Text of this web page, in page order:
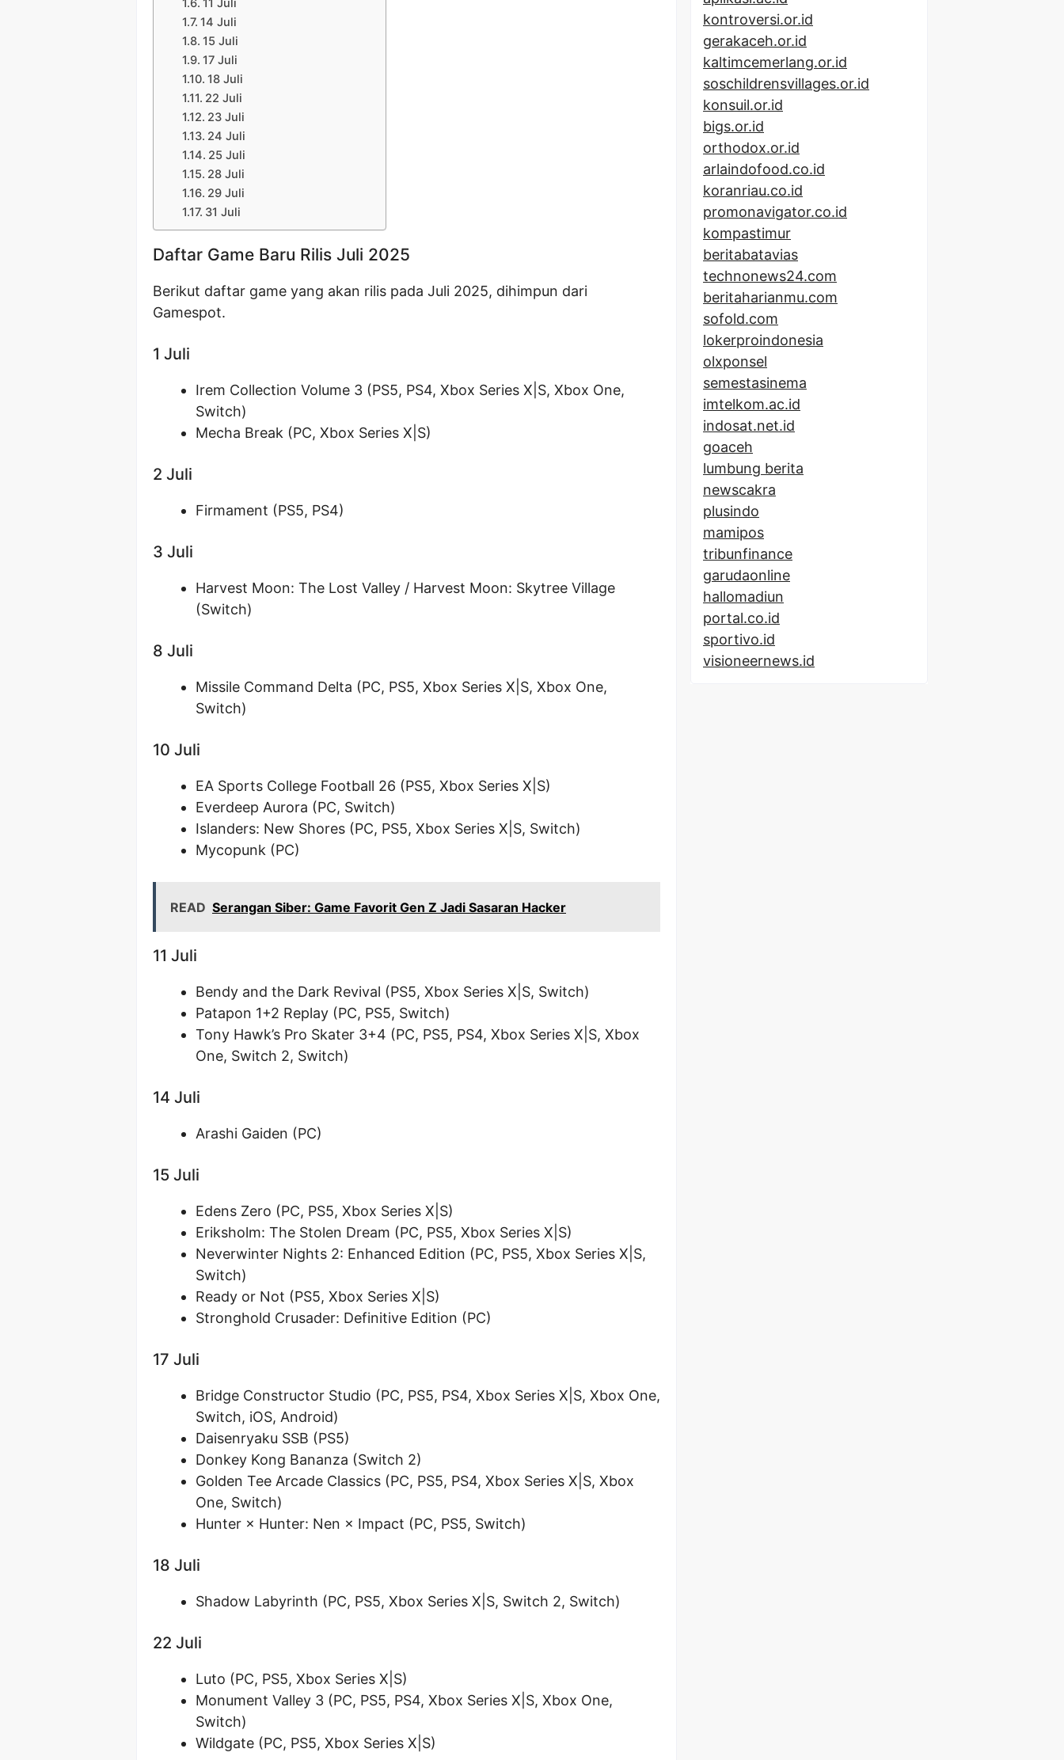
11 Juli
14 Juli
15 Juli
17 Juli
18 Juli
22 Juli
23 Juli
24 Juli
25 Juli
28 Juli
29 Juli
31 Juli
Daftar Game Baru Rilis Juli 2025
Berikut daftar game yang akan rilis pada Juli 2025, dihimpun dari
Gamespot.
1 Juli
Irem Collection Volume 3 (PS5, PS4, Xbox Series X|S, Xbox One,
Switch)
Mecha Break (PC, Xbox Series X|S)
2 Juli
Firmament (PS5, PS4)
3 Juli
Harvest Moon: The Lost Valley / Harvest Moon: Skytree Village
(Switch)
8 Juli
Missile Command Delta (PC, PS5, Xbox Series X|S, Xbox One,
Switch)
10 Juli
EA Sports College Football 26 (PS5, Xbox Series X|S)
Everdeep Aurora (PC, Switch)
Islanders: New Shores (PC, PS5, Xbox Series X|S, Switch)
Mycopunk (PC)
READ Serangan Siber: Game Favorit Gen Z Jadi Sasaran Hacker
11 Juli
Bendy and the Dark Revival (PS5, Xbox Series X|S, Switch)
Patapon 1+2 Replay (PC, PS5, Switch)
Tony Hawk’s Pro Skater 3+4 (PC, PS5, PS4, Xbox Series X|S, Xbox
One, Switch 2, Switch)
14 Juli
Arashi Gaiden (PC)
15 Juli
Edens Zero (PC, PS5, Xbox Series X|S)
Eriksholm: The Stolen Dream (PC, PS5, Xbox Series X|S)
Neverwinter Nights 2: Enhanced Edition (PC, PS5, Xbox Series X|S,
Switch)
Ready or Not (PS5, Xbox Series X|S)
Stronghold Crusader: Definitive Edition (PC)
17 Juli
Bridge Constructor Studio (PC, PS5, PS4, Xbox Series X|S, Xbox One,
Switch, iOS, Android)
Daisenryaku SSB (PS5)
Donkey Kong Bananza (Switch 2)
Golden Tee Arcade Classics (PC, PS5, PS4, Xbox Series X|S, Xbox
One, Switch)
Hunter × Hunter: Nen × Impact (PC, PS5, Switch)
18 Juli
Shadow Labyrinth (PC, PS5, Xbox Series X|S, Switch 2, Switch)
22 Juli
Luto (PC, PS5, Xbox Series X|S)
Monument Valley 3 (PC, PS5, PS4, Xbox Series X|S, Xbox One,
Switch)
Wildgate (PC, PS5, Xbox Series X|S)
kontroversi.or.id
gerakaceh.or.id
kaltimcemerlang.or.id
soschildrensvillages.or.id
konsuil.or.id
bigs.or.id
orthodox.or.id
arlaindofood.co.id
koranriau.co.id
promonavigator.co.id
kompastimur
beritabatavias
technonews24.com
beritaharianmu.com
sofold.com
lokerproindonesia
olxponsel
semestasinema
imtelkom.ac.id
indosat.net.id
goaceh
lumbung berita
newscakra
plusindo
mamipos
tribunfinance
garudaonline
hallomadiun
portal.co.id
sportivo.id
visioneernews.id